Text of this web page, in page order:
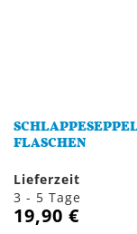
LASCHEN
Lieferzeit
3 - 5 Tage
19,90 €
der
Bildergalerie